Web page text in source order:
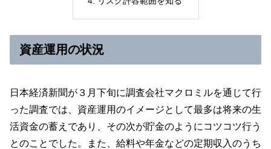
資産運用の状況
日本経済新聞が３月下旬に調査会社マクロミルを通じて行
った調査では、資産運用のイメージとして最多は将来の生
活資金の蓄えであり、その次が貯金のようにコツコツ行う
とのことでした。また、給料や年金などの定期収入のうち